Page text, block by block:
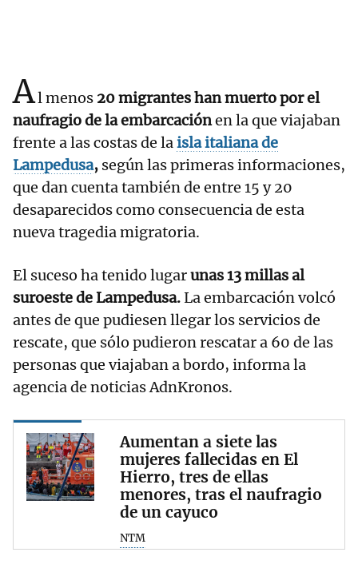
Al menos 20 migrantes han muerto por el
naufragio de la embarcaciónen la que viajaban
frente a las costas de laisla italiana de
Lampedusa, según las primeras informaciones,
que dan cuenta también de entre 15 y 20
desaparecidos como consecuencia de esta
nueva tragedia migratoria.
El suceso ha tenido lugarunas 13 millas al
suroeste de Lampedusa.La embarcación volcó
antes de que pudiesen llegar los servicios de
rescate, que sólo pudieron rescatar a 60 de las
personas que viajaban a bordo, informa la
agencia de noticias AdnKronos.
Aumentan a siete las
mujeres fallecidas en El
Hierro, tres de ellas
menores, tras el naufragio
de un cayuco
NTM